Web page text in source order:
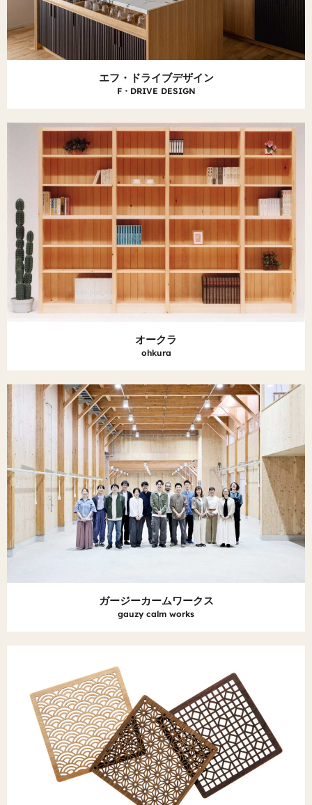
エフ・ドライブデザイン
F・DRIVE DESIGN
オークラ
ohkura
ガージーカームワークス
gauzy calm works